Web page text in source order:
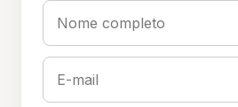
Nome completo
E-mail